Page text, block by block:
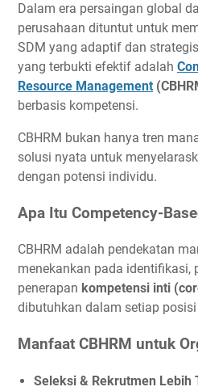
Dalam era persaingan global
perusahaan dituntut untuk
SDM yang adaptif dan
yang terbukti efektif adalah
Resource Management
berbasis kompetensi.
CBHRM bukan hanya tren
solusi nyata untuk
dengan potensi individu.
Apa Itu Competency-
CBHRM adalah pendekatan
menekankan pada identifikasi,
penerapan kompetensi inti
dibutuhkan dalam setiap posisi
Manfaat CBHRM untuk
Seleksi & Rekrutmen Lebih